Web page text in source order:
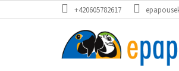
na
+420605782617